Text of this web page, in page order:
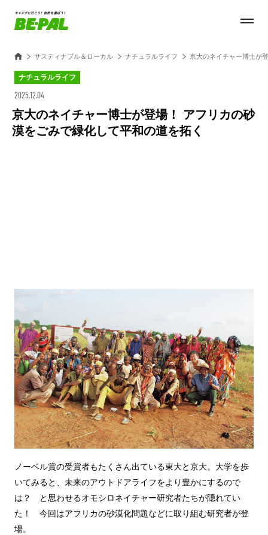
サスティナブル＆ローカル ナチュラルライフ 京大のネイチャー博士が
ナチュラルライフ
2025.12.04
京大のネイチャー博士が登場！ アフリカの砂
漠をごみで緑化して平和の道を拓く
ノーベル賞の受賞者もたくさん出ている東大と京大。大学を歩
いてみると、未来のアウトドアライフをより豊かにするので
は？ と思わせるオモシロネイチャー研究者たちが隠れてい
た！ 今回はアフリカの砂漠化問題などに取り組む研究者が登
場。